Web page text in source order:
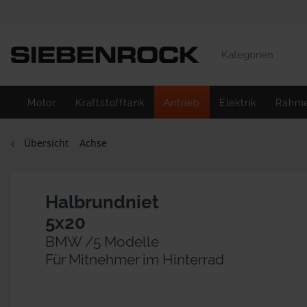
Kategorien
Motor Kraftstofftank Antrieb Elektrik
Übersicht Achse
Halbrundniet
5x20
BMW /5 Modelle
Für Mitnehmer im Hinterrad